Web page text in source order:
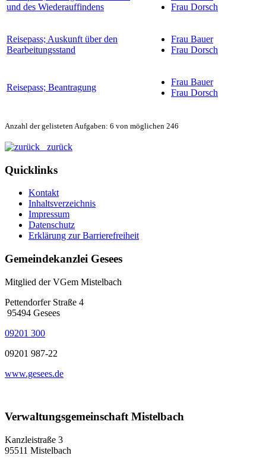
und des Wiederauffindens
Frau Dorsch
Reisepass; Auskunft über den
Bearbeitungsstand
Frau Bauer
Frau Dorsch
Reisepass; Beantragung
Frau Bauer
Frau Dorsch
Anzahl der gelisteten Aufgaben: 6 von möglichen 246
zurück
Quicklinks
Kontakt
Inhaltsverzeichnis
Impressum
Datenschutz
Erklärung zur Barrierefreiheit
Gemeindekanzlei Gesees
Mitglied der VGem Mistelbach
Pettendorfer Straße 4
95494 Gesees
09201 300
09201 987-22
www.gesees.de
Verwaltungsgemeinschaft Mistelbach
Kanzleistraße 3
95511 Mistelbach